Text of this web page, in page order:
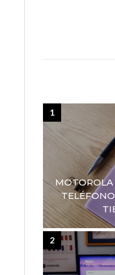
MOTOROLA
1
2